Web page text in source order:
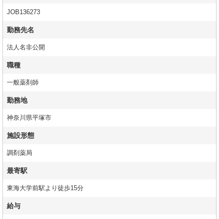
JOB136273
勤務先名
法人名非公開
職種
一般薬剤師
勤務地
神奈川県平塚市
施設形態
調剤薬局
最寄駅
東海大学前駅より徒歩15分
給与